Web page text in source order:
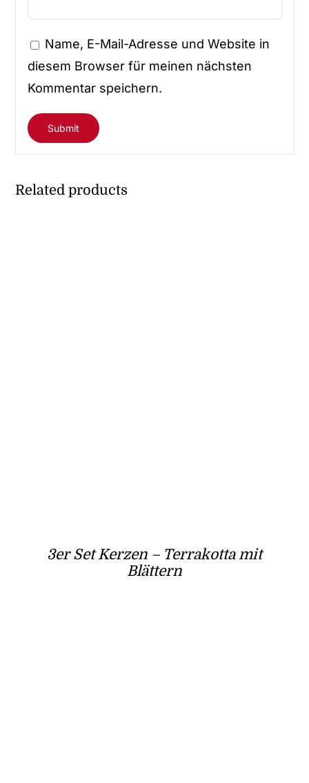
Name, E-Mail-Adresse und Website in
diesem Browser für meinen nächsten
Kommentar speichern.
Related products
3er Set Kerzen – Terrakotta mit
Blättern